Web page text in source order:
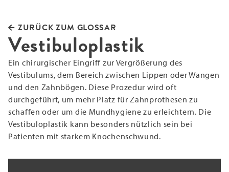
ZURÜCK ZUM GLOSSAR
Vestibuloplastik
Ein chirurgischer Eingriff zur Vergrößerung des
Vestibulums, dem Bereich zwischen Lippen oder Wangen
und den Zahnbögen. Diese Prozedur wird oft
durchgeführt, um mehr Platz für Zahnprothesen zu
schaffen oder um die Mundhygiene zu erleichtern. Die
Vestibuloplastik kann besonders nützlich sein bei
Patienten mit starkem Knochenschwund.